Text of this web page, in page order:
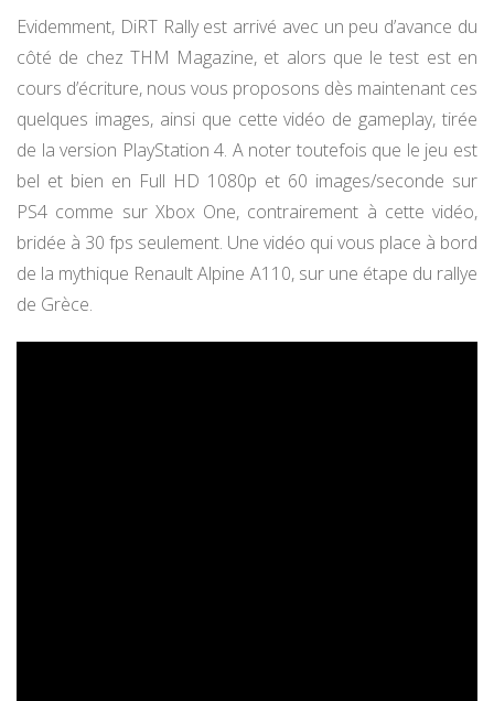
Evidemment, DiRT Rally est arrivé avec un peu d’avance du
côté de chez THM Magazine, et alors que le test est en
cours d’écriture, nous vous proposons dès maintenant ces
quelques images, ainsi que cette vidéo de gameplay, tirée
de la version PlayStation 4. A noter toutefois que le jeu est
bel et bien en Full HD 1080p et 60 images/seconde sur
PS4 comme sur Xbox One, contrairement à cette vidéo,
bridée à 30 fps seulement. Une vidéo qui vous place à bord
de la mythique Renault Alpine A110, sur une étape du rallye
de Grèce.